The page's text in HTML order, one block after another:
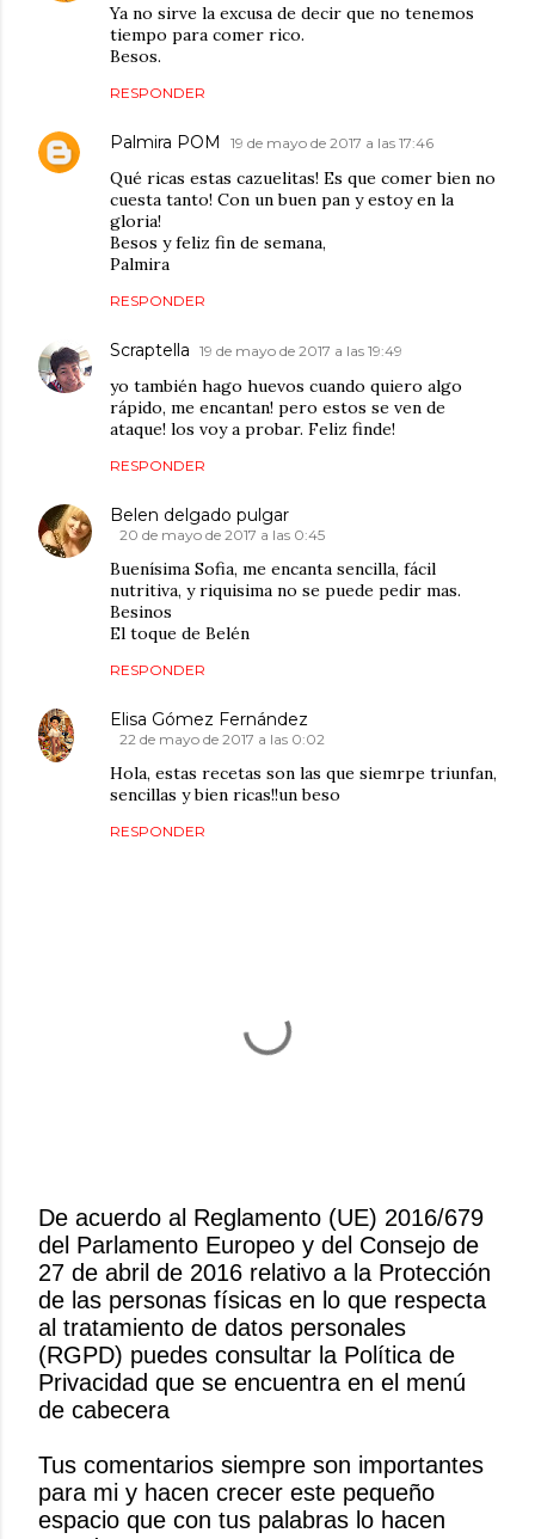
Ya no sirve la excusa de decir que no tenemos
tiempo para comer rico.
Besos.
RESPONDER
Palmira POM 19 de mayo de 2017 a las 17:46
Qué ricas estas cazuelitas! Es que comer bien no
cuesta tanto! Con un buen pan y estoy en la
gloria!
Besos y feliz fin de semana,
Palmira
RESPONDER
Scraptella 19 de mayo de 2017 a las 19:49
yo también hago huevos cuando quiero algo
rápido, me encantan! pero estos se ven de
ataque! los voy a probar. Feliz finde!
RESPONDER
Belen delgado pulgar
20 de mayo de 2017 a las 0:45
Buenísima Sofia, me encanta sencilla, fácil
nutritiva, y riquisima no se puede pedir mas.
Besinos
El toque de Belén
RESPONDER
Elisa Gómez Fernández
22 de mayo de 2017 a las 0:02
Hola, estas recetas son las que siemrpe triunfan,
sencillas y bien ricas!!un beso
RESPONDER
P
u
b
l
i
c
a
u
n
c
De acuerdo al Reglamento (UE) 2016/679
del Parlamento Europeo y del Consejo de
27 de abril de 2016 relativo a la Protección
de las personas físicas en lo que respecta
al tratamiento de datos personales
(RGPD) puedes consultar la Política de
Privacidad que se encuentra en el menú
de cabecera
Tus comentarios siempre son importantes
para mi y hacen crecer este pequeño
espacio que con tus palabras lo hacen